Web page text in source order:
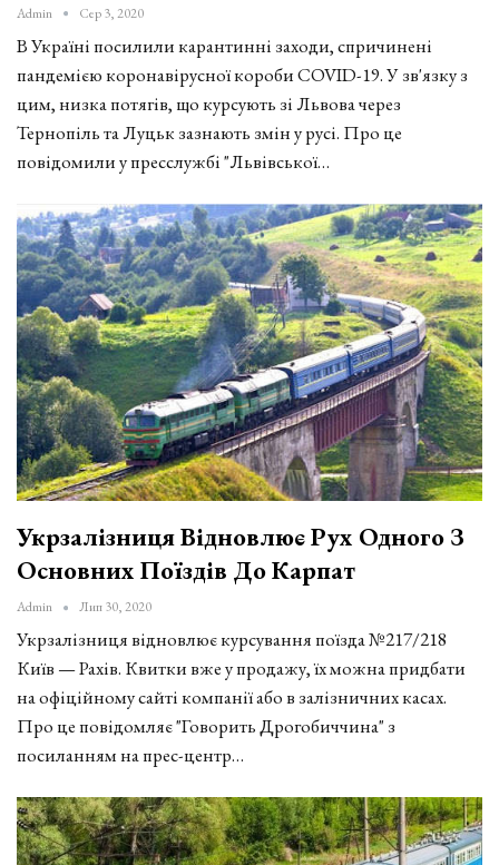
Admin Сер 3, 2020
В Україні посилили карантинні заходи, спричинені
пандемією коронавірусної короби COVID-19. У зв'язку з
цим, низка потягів, що курсують зі Львова через
Тернопіль та Луцьк зазнають змін у русі. Про це
повідомили у пресслужбі "Львівської…
Укрзалізниця Відновлює Рух Одного З
Основних Поїздів До Карпат
Admin Лип 30, 2020
Укрзалізниця відновлює курсування поїзда №217/218
Київ — Рахів. Квитки вже у продажу, їх можна придбати
на офіційному сайті компанії або в залізничних касах.
Про це повідомляє "Говорить Дрогобиччина" з
посиланням на прес-центр…